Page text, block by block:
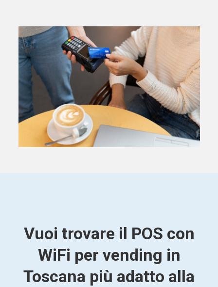
Vuoi trovare il POS con
WiFi per vending in
Toscana più adatto alla